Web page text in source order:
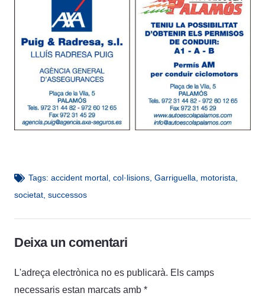
Tags: accident mortal, col·lisions, Garriguella motorista
societat successos
Deixa un comentari
L'adreça electrònica no es publicarà. Els camps
necessaris estan marcats amb *